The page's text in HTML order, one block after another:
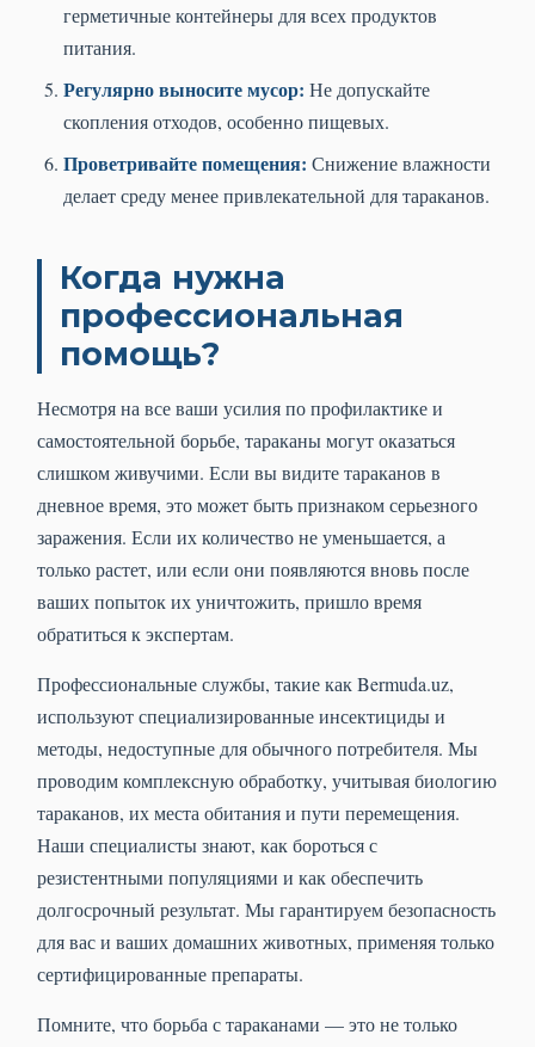
герметичные контейнеры для всех продуктов
питания.
Регулярно выносите мусор: Не допускайте
скопления отходов, особенно пищевых.
Проветривайте помещения: Снижение влажности
делает среду менее привлекательной для тараканов.
Когда нужна
профессиональная
помощь?
Несмотря на все ваши усилия по профилактике и
самостоятельной борьбе, тараканы могут оказаться
слишком живучими. Если вы видите тараканов в
дневное время, это может быть признаком серьезного
заражения. Если их количество не уменьшается, а
только растет, или если они появляются вновь после
ваших попыток их уничтожить, пришло время
обратиться к экспертам.
Профессиональные службы, такие как Bermuda.uz,
используют специализированные инсектициды и
методы, недоступные для обычного потребителя. Мы
проводим комплексную обработку, учитывая биологию
тараканов, их места обитания и пути перемещения.
Наши специалисты знают, как бороться с
резистентными популяциями и как обеспечить
долгосрочный результат. Мы гарантируем безопасность
для вас и ваших домашних животных, применяя только
сертифицированные препараты.
Помните, что борьба с тараканами — это не только